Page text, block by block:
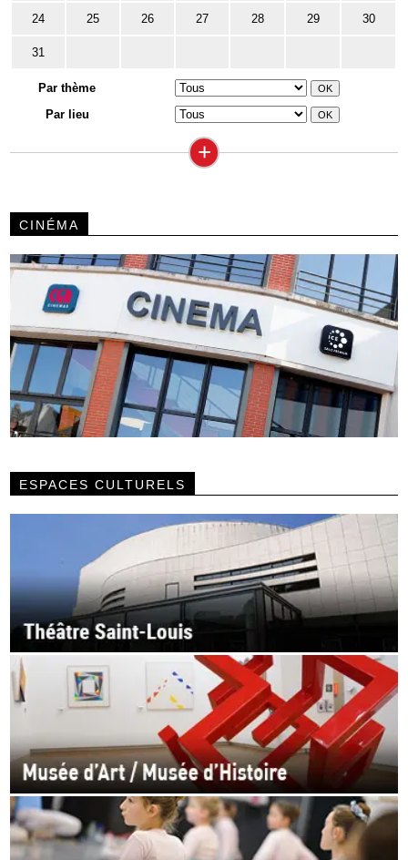
24 25 26 27 28 29 30
31
Par thème
Par lieu
+
CINÉMA
ESPACES CULTURELS